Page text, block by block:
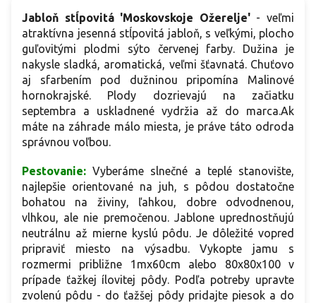
Jabloň stĺpovitá 'Moskovskoje Ožerelje'- veľmi
atraktívna jesenná stĺpovitá jabloň, s veľkými, plocho
guľovitými plodmi sýto červenej farby. Dužina je
nakysle sladká, aromatická, veľmi šťavnatá. Chuťovo
aj sfarbením pod dužninou pripomína Malinové
hornokrajské. Plody dozrievajú na začiatku
septembra a uskladnené vydržia až do marca.Ak
máte na záhrade málo miesta, je práve táto odroda
správnou voľbou.
Pestovanie: Vyberáme slnečné a teplé stanovište,
najlepšie orientované na juh, s pôdou dostatočne
bohatou na živiny, ľahkou, dobre odvodnenou,
vlhkou, ale nie premočenou. Jablone uprednostňujú
neutrálnu až mierne kyslú pôdu. Je dôležité vopred
pripraviť miesto na výsadbu. Vykopte jamu s
rozmermi približne 1mx60cm alebo 80x80x100 v
prípade ťažkej ílovitej pôdy. Podľa potreby upravte
zvolenú pôdu - do ťažšej pôdy pridajte piesok a do